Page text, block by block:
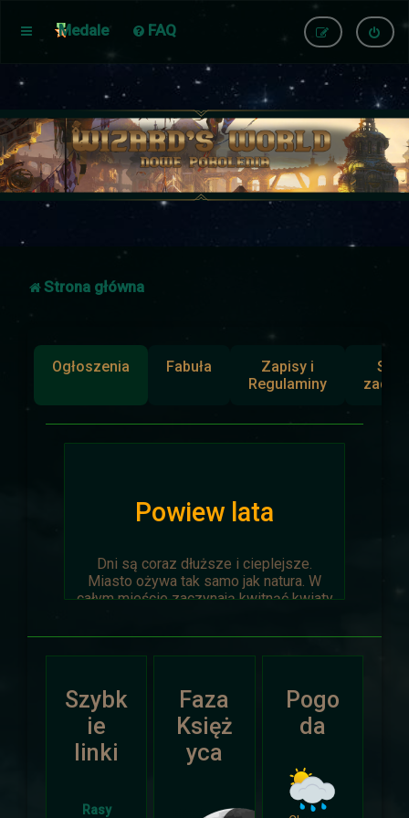
Medale FAQ
Strona główna
Ogłoszenia Fabuła
Zapisy i
Regulaminy
Powiew lata
Dni są coraz dłuższe i cieplejsze.
Miasto ożywa tak samo jak natura. W
całym mieście zaczynają kwitnąć kwiaty
niej udział niech napisze do
Dariusza.
Otrzyma mały upominek.
Atak Zimy i Święta
Szybk
ie
linki
Rasy
Faza
Księż
yca
Pogo
da